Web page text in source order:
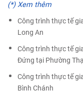
(*) Xem thêm
Công trình thực tế
Long An
Công trình thực tế
Đứng tại Phường
Công trình thực tế
Bình Chánh